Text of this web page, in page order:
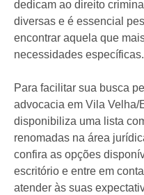
dedicam ao direito
diversas e é essencial
encontrar aquela que
necessidades específicas.
Para facilitar sua busca
advocacia em Vila Velha/
disponibiliza uma lista
renomadas na área
confira as opções
escritório e entre em
atender às suas